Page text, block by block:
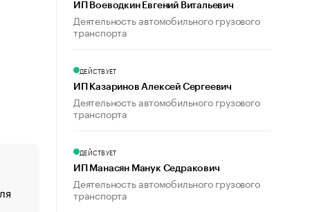
«От спорта тело стареет иначе». Как живет глава
создавшей GTA
ИП Воеводкин Евгений Витальевич
Деятельность автомобильного грузового
транспорта
ДЕЙСТВУЕТ
ИП Казаринов Алексей Сергеевич
Деятельность автомобильного грузового
транспорта
ДЕЙСТВУЕТ
ИП Манасян Манук Седракович
Деятельность автомобильного грузового
транспорта